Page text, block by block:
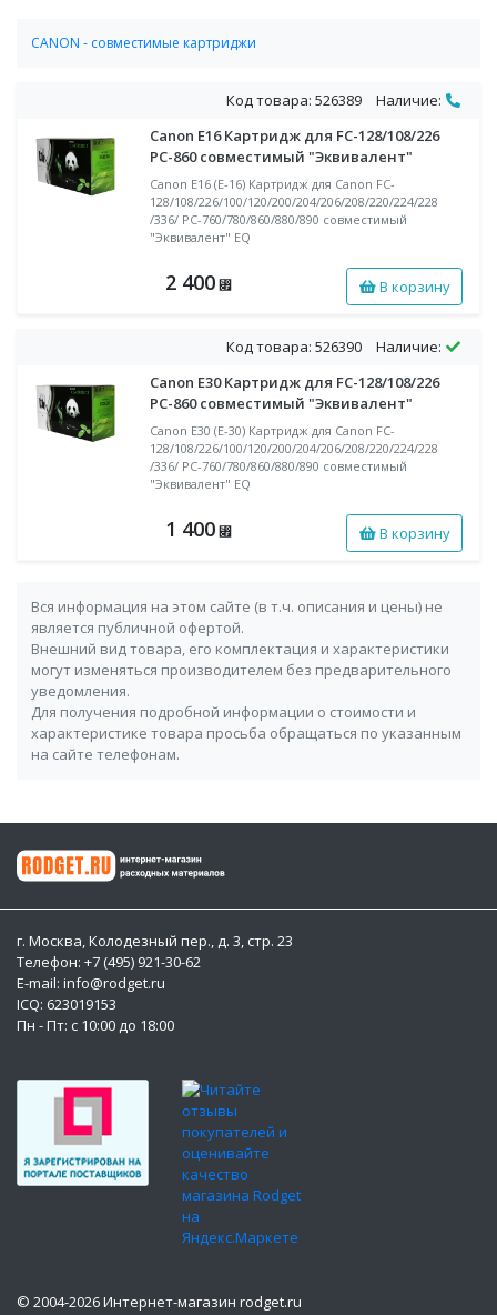
CANON - совместимые картриджи
Код товара: 526389
Наличие:
Canon E16 Картридж для FC-128/108/226
PC-860 совместимый "Эквивалент"
Canon E16 (E-16) Картридж для Canon FC-
128/108/226/100/120/200/204/206/208/220/224/228
/336/ PC-760/780/860/880/890 совместимый
"Эквивалент" EQ
2 400 ⃏ В корзину
Код товара: 526390
Наличие:
Canon E30 Картридж для FC-128/108/226
PC-860 совместимый "Эквивалент"
Canon E30 (E-30) Картридж для Canon FC-
128/108/226/100/120/200/204/206/208/220/224/228
/336/ PC-760/780/860/880/890 совместимый
"Эквивалент" EQ
1 400 ⃏ В корзину
Вся информация на этом сайте (в т.ч. описания и цены) не
является публичной офертой.
Внешний вид товара, его комплектация и характеристики
могут изменяться производителем без предварительного
уведомления.
Для получения подробной информации о стоимости и
характеристике товара просьба обращаться по указанным
на сайте телефонам.
г. Москва, Колодезный пер., д. 3, стр. 23
Телефон: +7 (495) 921-30-62
E-mail: info@rodget.ru
ICQ: 623019153
Пн - Пт: с 10:00 до 18:00
© 2004-2026 Интернет-магазин rodget.ru